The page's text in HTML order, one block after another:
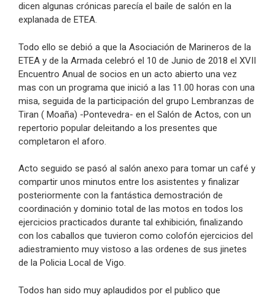
dicen algunas crónicas parecía el baile de salón en la
explanada de ETEA.
Todo ello se debió a que la Asociación de Marineros de la
ETEA y de la Armada celebró el 10 de Junio de 2018 el XVII
Encuentro Anual de socios en un acto abierto una vez
mas con un programa que inició a las 11.00 horas con una
misa, seguida de la participación del grupo Lembranzas de
Tiran ( Moaña) -Pontevedra- en el Salón de Actos, con un
repertorio popular deleitando a los presentes que
completaron el aforo.
Acto seguido se pasó al salón anexo para tomar un café y
compartir unos minutos entre los asistentes y finalizar
posteriormente con la fantástica demostración de
coordinación y dominio total de las motos en todos los
ejercicios practicados durante tal exhibición, finalizando
con los caballos que tuvieron como colofón ejercicios del
adiestramiento muy vistoso a las ordenes de sus jinetes
de la Policia Local de Vigo.
Todos han sido muy aplaudidos por el publico que